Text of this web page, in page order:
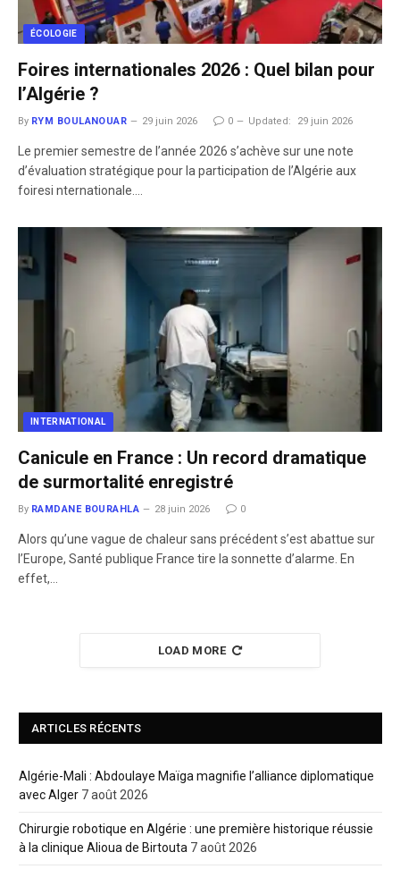
ÉCOLOGIE
Foires internationales 2026 : Quel bilan pour
l’Algérie ?
By RYM BOULANOUAR 29 juin 2026 0 Updated: 29 juin 2026
​Le premier semestre de l’année 2026 s’achève sur une note
d’évaluation stratégique pour la participation de l’Algérie aux
foiresi nternationale.…
INTERNATIONAL
Canicule en France : Un record dramatique
de surmortalité enregistré
By RAMDANE BOURAHLA 28 juin 2026 0
​Alors qu’une vague de chaleur sans précédent s’est abattue sur
l’Europe, Santé publique France tire la sonnette d’alarme. En
effet,…
LOAD MORE
ARTICLES RÉCENTS
Algérie-Mali : Abdoulaye Maïga magnifie l’alliance diplomatique
avec Alger 7 août 2026
Chirurgie robotique en Algérie : une première historique réussie
à la clinique Alioua de Birtouta 7 août 2026